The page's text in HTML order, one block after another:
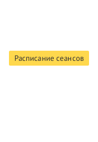
Расписание сеансов